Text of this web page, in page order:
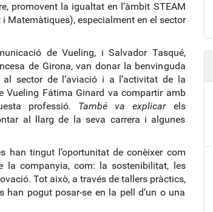
promovent la igualtat en l’àmbit STEAM
i Matemàtiques), especialment en el sector
de Vueling, i Salvador Tasqué,
de Girona, van donar la benvinguda
sector de l’aviació i a l’activitat de la
Vueling Fátima Ginard va compartir amb
professió. També va explicar els
al llarg de la seva carrera i algunes
han tingut l’oportunitat de conèixer com
la companyia, com: la sostenibilitat, les
Tot això, a través de tallers pràctics,
han pogut posar-se en la pell d’un o una